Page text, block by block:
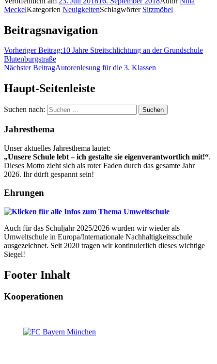
MeckelKategorien NeuigkeitenSchlagwörter Sitzmöbel
Beitragsnavigation
Vorheriger Beitrag:10 Jahre Streitschlichtung an der Grundschule
Blutenburgstraße
Nächster BeitragAutorenlesung für die 3. Klassen
Haupt-Seitenleiste
Suchen nach:
Jahresthema
Unser aktuelles Jahresthema lautet:
„Unsere Schule lebt – ich gestalte sie eigenverantwortlich mit!“.
Dieses Motto zieht sich als roter Faden durch das gesamte Jahr
2026. Ihr dürft gespannt sein!
Ehrungen
Auch für das Schuljahr 2025/2026 wurden wir wieder als
Umweltschule in Europa/Internationale Nachhaltigkeitsschule
ausgezeichnet. Seit 2020 tragen wir kontinuierlich dieses wichtige
Siegel!
Footer Inhalt
Kooperationen